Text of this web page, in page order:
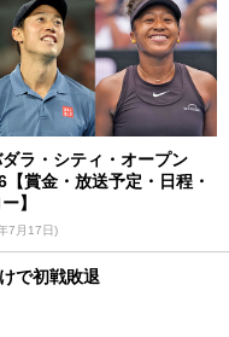
ラ・シティ・オープン
【賞金・放送予定・日程・
】
7月17日)
で初戦敗退